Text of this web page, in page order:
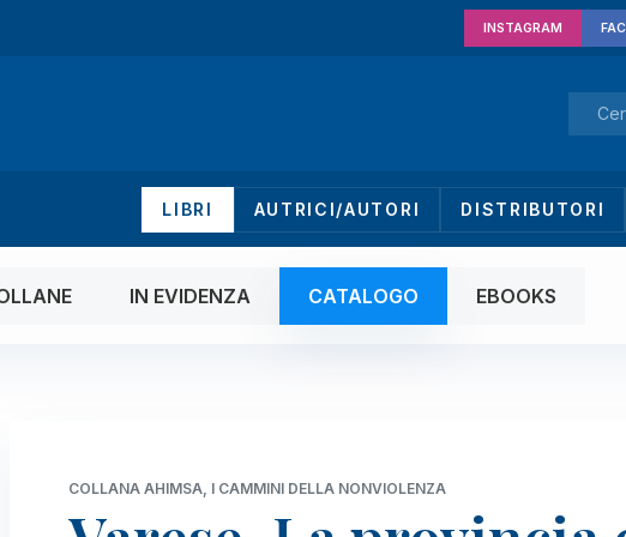
INSTAGRAM
LIBRI AUTRICI/AUTORI DISTRIBUTORI
IN EVIDENZA CATALOGO EBOOKS
COLLANA AHIMSA, I CAMMINI DELLA NONVIOLENZA